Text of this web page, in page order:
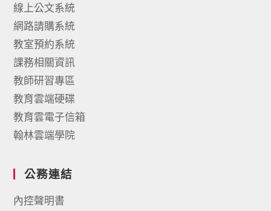
線上公文系統
網路請購系統
教室預約系統
課務相關資訊
教師研習專區
教育雲端硬碟
教育雲電子信箱
翰林雲端學院
公務連結
內控聲明書